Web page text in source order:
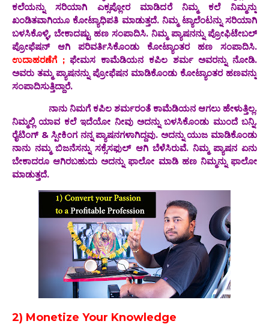
ಕಲೆಯನ್ನು ಸರಿಯಾಗಿ ಎಕ್ಸಪ್ಲೋರ ಮಾಡಿದರೆ ನಿಮ್ಮ ಕಲೆ ನಿಮ್ಮನ್ನು
ಖಂಡಿತವಾಗಿಯೂ ಕೋಟ್ಯಾಧಿಪತಿ ಮಾಡುತ್ತದೆ. ನಿಮ್ಮ ಟ್ಯಾಲೆಂಟನ್ನು ಸರಿಯಾಗಿ
ಬಳಸಿಕೊಳ್ಳಿ, ಬೇಕಾದಷ್ಟು ಹಣ ಸಂಪಾದಿಸಿ. ನಿಮ್ಮ ಪ್ಯಾಷನನ್ನು ಪ್ರೋಫಿಟೇಬಲ್
ಪ್ರೋಫೆಷನ್ ಆಗಿ ಪರಿವರ್ತಿಸಿಕೊಂಡು ಕೋಟ್ಯಾಂತರ ಹಣ ಸಂಪಾದಿಸಿ.
ಉದಾಹರಣೆಗೆ ;ಫೇಮಸ ಕಾಮೆಡಿಯನ ಕಪಿಲ ಶರ್ಮ ಅವರನ್ನು ನೋಡಿ.
ಅವರು ತಮ್ಮ ಪ್ಯಾಷನನ್ನು ಪ್ರೋಫೆಷನ ಮಾಡಿಕೊಂಡು ಕೋಟ್ಯಾಂತರ ಹಣವನ್ನು
ಸಂಪಾದಿಸುತ್ತಿದ್ದಾರೆ.
ನಾನು ನಿಮಗೆ ಕಪಿಲ ಶರ್ಮರಂತೆ ಕಾಮೆಡಿಯನ ಆಗಲು ಹೇಳುತ್ತಿಲ್ಲ.
ನಿಮ್ಮಲ್ಲಿ ಯಾವ ಕಲೆ ಇದೆಯೋ ನೀವು ಅದನ್ನು ಬಳಸಿಕೊಂಡು ಮುಂದೆ ಬನ್ನಿ.
ರೈಟಿಂಗ್ & ಸ್ಪೀಕಿಂಗ ನನ್ನ ಪ್ಯಾಷನಗಳಾಗಿದ್ದವು. ಅದನ್ನು ಯುಜ ಮಾಡಿಕೊಂಡು
ನಾನು ನಮ್ಮ ಬಿಜನೆಸನ್ನು ಸಕ್ಸೆಸಫುಲ್ ಆಗಿ ಬೆಳೆಸಿರುವೆ. ನಿಮ್ಮ ಪ್ಯಾಷನ ಏನು
ಬೇಕಾದರೂ ಆಗಿರಬಹುದು ಅದನ್ನು ಫಾಲೋ ಮಾಡಿ ಹಣ ನಿಮ್ಮನ್ನು ಫಾಲೋ
ಮಾಡುತ್ತದೆ.
2) Monetize Your Knowledge